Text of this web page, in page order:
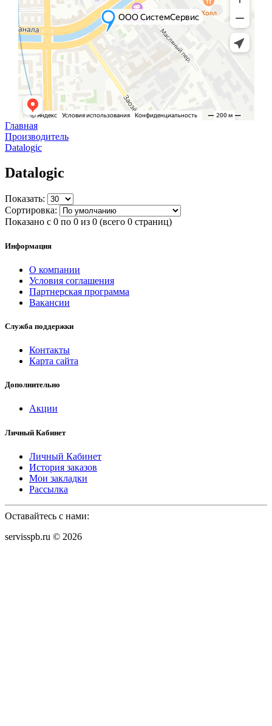
Главная
Производитель
Datalogic
Datalogic
Показать:
Сортировка:
Показано с 0 по 0 из 0 (всего 0 страниц)
Информация
О компании
Условия соглашения
Партнерская программа
Вакансии
Служба поддержки
Контакты
Карта сайта
Дополнительно
Акции
Личный Кабинет
Личный Кабинет
История заказов
Мои закладки
Рассылка
Оставайтесь с нами:
servisspb.ru © 2026